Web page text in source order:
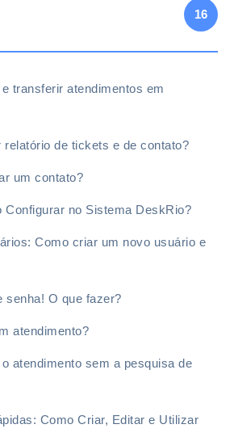
16
transferir atendimentos em
relatório de tickets e de contato?
um contato?
Configurar no Sistema DeskRio?
Como criar um novo usuário e
senha! O que fazer?
atendimento?
atendimento sem a pesquisa de
Como Criar, Editar e Utilizar